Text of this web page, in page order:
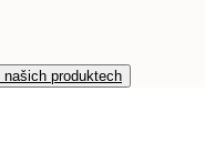
produktech